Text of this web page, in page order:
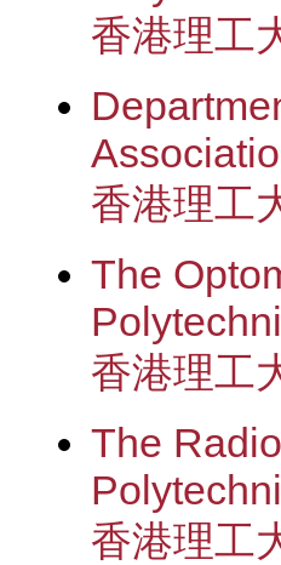
香港理工
香港理工
The
香港理工
The
香港理工